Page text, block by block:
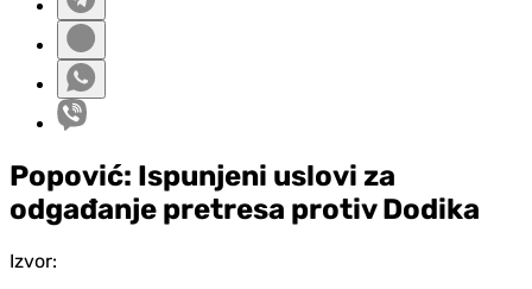
Popović: Ispunjeni uslovi za
odgađanje pretresa protiv Dodika
Izvor: